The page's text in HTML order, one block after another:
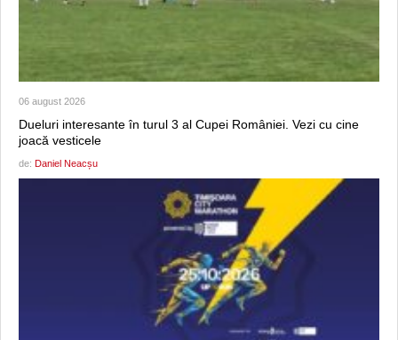
06 august 2026
Dueluri interesante în turul 3 al Cupei României. Vezi cu cine
joacă vesticele
de: Daniel Neacșu